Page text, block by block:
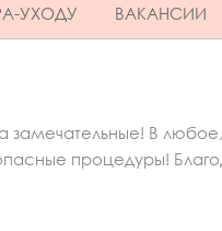
УХОДУ ВАКАНСИИ
В
процедуры!